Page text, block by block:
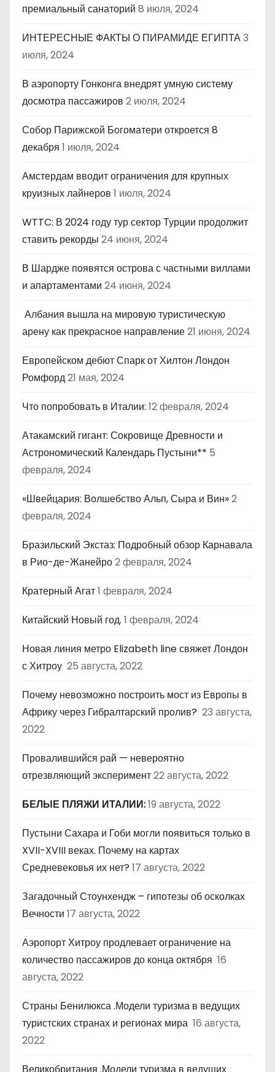
премиальный санаторий 8 июля, 2024
ИНТЕРЕСНЫЕ ФАКТЫ О ПИРАМИДЕ ЕГИПТА3
июля, 2024
В аэропорту Гонконга внедрят умную систему
досмотра пассажиров 2 июля, 2024
Собор Парижской Богоматери откроется 8
декабря 1 июля, 2024
Амстердам вводит ограничения для крупных
круизных лайнеров 1 июля, 2024
WTTC: В 2024 году тур сектор Турции продолжит
ставить рекорды 24 июня, 2024
В Шардже появятся острова с частными виллами
и апартаментами 24 июня, 2024
Албания вышла на мировую туристическую
арену как прекрасное направление21 июня, 2024
Европейском дебют Спарк от Хилтон Лондон
Ромфорд21 мая, 2024
Что попробовать в Италии: 12 февраля, 2024
Атакамский гигант: Сокровище Древности и
Астрономический Календарь Пустыни** 5
февраля, 2024
«Швейцария: Волшебство Альп, Сыра и Вин»2
февраля, 2024
Бразильский Экстаз: Подробный обзор Карнавала
в Рио-де-Жанейро2 февраля, 2024
Кратерный Агат1 февраля, 2024
Китайский Новый год. 1 февраля, 2024
Новая линия метро Elizabeth line свяжет Лондон
с Хитроу 25 августа, 2022
Почему невозможно построить мост из Европы в
Африку через Гибралтарский пролив? 23 августа,
2022
Провалившийся рай — невероятно
отрезвляющий эксперимент22 августа, 2022
БЕЛЫЕ ПЛЯЖИ ИТАЛИИ:19 августа, 2022
Пустыни Сахара и Гоби могли появиться только в
XVII-XVIII веках. Почему на картах
Средневековья их нет? 17 августа, 2022
Загадочный Стоунхендж – гипотезы об осколках
Вечности 17 августа, 2022
Аэропорт Хитроу продлевает ограничение на
количество пассажиров до конца октября 16
августа, 2022
Страны Бенилюкса .Модели туризма в ведущих
туристских странах и регионах мира 16 августа,
2022